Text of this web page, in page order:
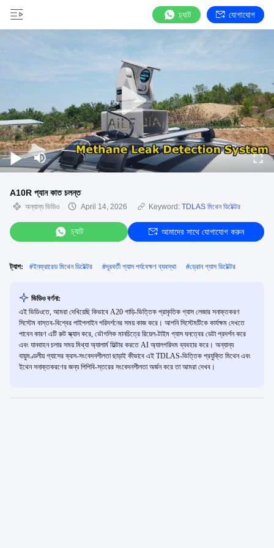
চ্যাট যোগাযোগ
A10R প্যান কাত চলন্ত
অন্যান্য ভিডিও April 14, 2026 Keyword: TDLAS মিথেন ডিটেক্টর
চ্যাট আমাদের সাথে যোগাযোগ করুন
ট্যাগ: #ইনফ্রারেড মিথেন ডিটেক্টর #দূরবর্তী গ্যাস পর্যবেক্ষণ ব্যবস্থা #ড্রোন গ্যাস ডিটেক্টর
ভিডিও বর্ণনা:
এই ভিডিওতে, আমরা দেখিয়েছি কিভাবে A20 গাড়ি-ভিত্তিক প্রাকৃতিক গ্যাস লেজার সনাক্তকরণ
সিস্টেম বাস্তব-বিশ্বের পাইপলাইন পরিদর্শনের সময় কাজ করে। আপনি সিস্টেমটিকে কার্যক্ষম দেখতে
পাবেন কারণ এটি রুট স্ক্যান করে, ভৌগলিক মানচিত্রে রিয়েল-টাইম গ্যাস ঘনত্বের ডেটা প্রদর্শন করে
এবং যানবাহন চলার সময় মিথ্যা অ্যালার্ম ফিল্টার করতে AI অ্যালগরিদম ব্যবহার করে। অন্যান্য
বায়ুমণ্ডলীয় গ্যাসের ক্রস-সংবেদনশীলতা ছাড়াই কীভাবে এই TDLAS-ভিত্তিক প্রযুক্তি মিথেন এবং
ইথেন সনাক্তকরণের জন্য পিপিবি-স্তরের সংবেদনশীলতা অর্জন করে তা আমরা দেখব।